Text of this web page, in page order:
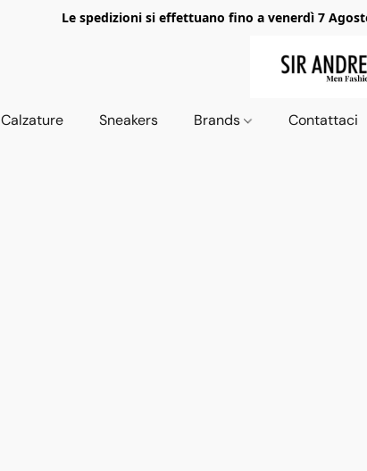
Le spedizioni si effettuano fino a venerdì 7
Calzature Sneakers Brands Contattaci